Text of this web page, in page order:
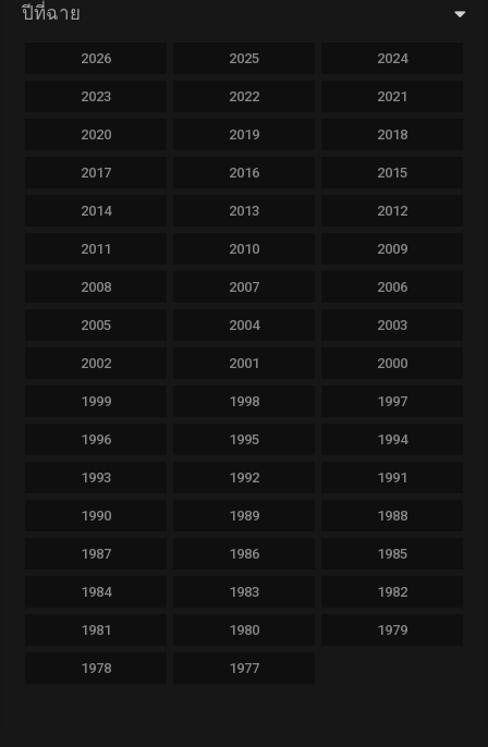
ปีที่ฉาย
2026 2025 2024
2023 2022 2021
2020 2019 2018
2017 2016 2015
2014 2013 2012
2011 2010 2009
2008 2007 2006
2005 2004 2003
2002 2001 2000
1999 1998 1997
1996 1995 1994
1993 1992 1991
1990 1989 1988
1987 1986 1985
1984 1983 1982
1981 1980 1979
1978 1977